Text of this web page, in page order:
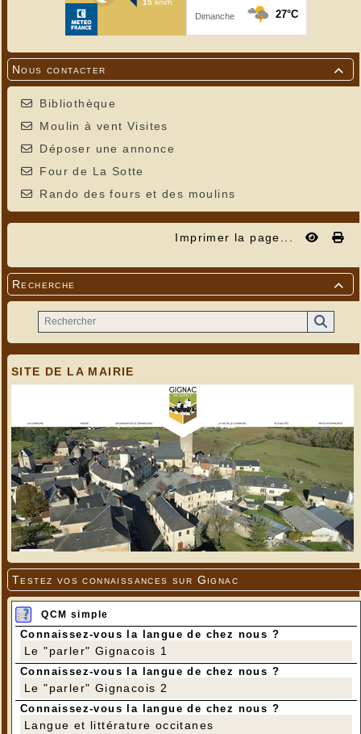

Nous contacter
Bibliothèque
Moulin à vent Visites
Déposer une annonce
Four de La Sotte
Rando des fours et des moulins
Imprimer la page...

Recherche
SITE DE LA MAIRIE
Testez vos connaissances sur Gignac
QCM simple
Connaissez-vous la langue de chez nous ?
Le "parler" Gignacois 1
Connaissez-vous la langue de chez nous ?
Le "parler" Gignacois 2
Connaissez-vous la langue de chez nous ?
Langue et littérature occitanes